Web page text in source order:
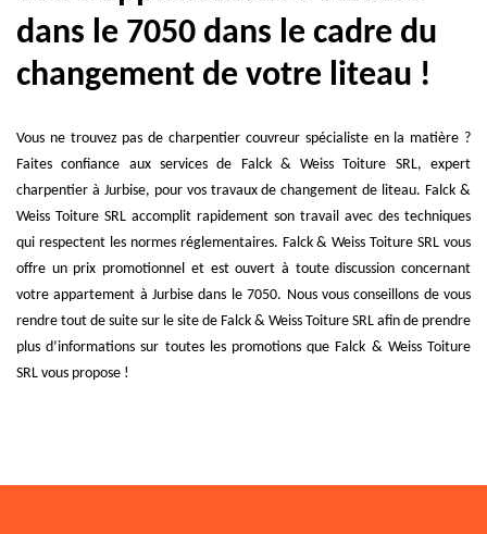
dans le 7050 dans le cadre du
changement de votre liteau !
Vous ne trouvez pas de charpentier couvreur spécialiste en la matière ?
Faites confiance aux services de Falck & Weiss Toiture SRL, expert
charpentier à Jurbise, pour vos travaux de changement de liteau. Falck &
Weiss Toiture SRL accomplit rapidement son travail avec des techniques
qui respectent les normes réglementaires. Falck & Weiss Toiture SRL vous
offre un prix promotionnel et est ouvert à toute discussion concernant
votre appartement à Jurbise dans le 7050. Nous vous conseillons de vous
rendre tout de suite sur le site de Falck & Weiss Toiture SRL afin de prendre
plus d’informations sur toutes les promotions que Falck & Weiss Toiture
SRL vous propose !